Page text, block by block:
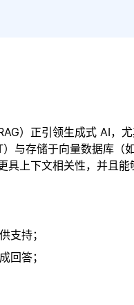
）正引领生成式 AI，
与存储于向量数据库（
具上下文相关性，并且
支持；
回答；